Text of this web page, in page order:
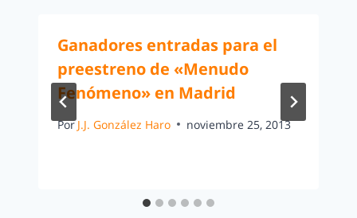
Ganadores entradas para el
preestreno de «Menudo
Fenómeno» en Madrid
Por J.J. González Haro noviembre 25, 2013